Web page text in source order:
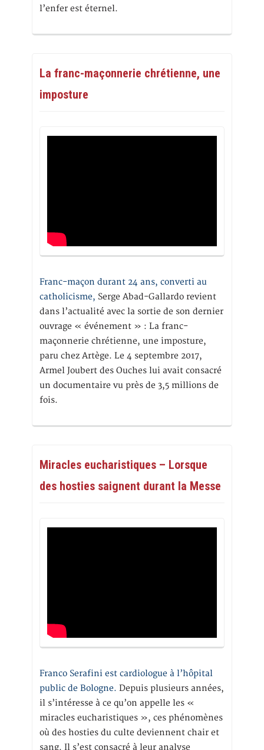
l’enfer est éternel.
La franc-maçonnerie chrétienne, une
imposture
Franc-maçon durant 24 ans, converti au
catholicisme, Serge Abad-Gallardo revient
dans l’actualité avec la sortie de son dernier
ouvrage « événement » : La franc-
maçonnerie chrétienne, une imposture,
paru chez Artège. Le 4 septembre 2017,
Armel Joubert des Ouches lui avait consacré
un documentaire vu près de 3,5 millions de
fois.
Miracles eucharistiques – Lorsque
des hosties saignent durant la Messe
Franco Serafini est cardiologue à l’hôpital
public de Bologne. Depuis plusieurs années,
il s’intéresse à ce qu’on appelle les «
miracles eucharistiques », ces phénomènes
où des hosties du culte deviennent chair et
sang. Il s’est consacré à leur analyse